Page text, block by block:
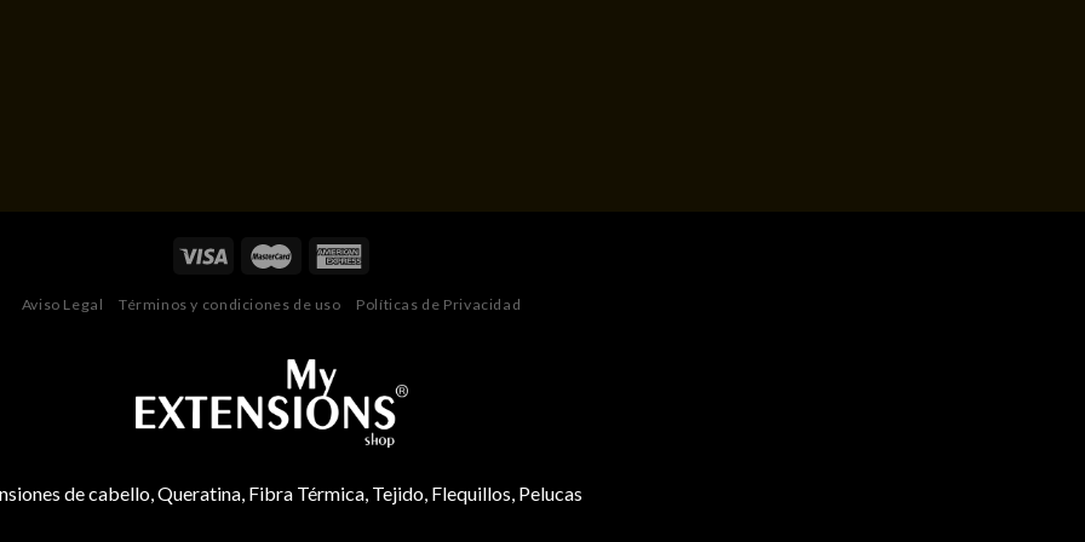
Aviso Legal Términos y condiciones de uso Políticas de Privacidad
de cabello, Queratina, Fibra Térmica, Tejido, Flequillos, Pelucas